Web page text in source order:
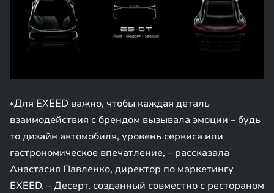
«Для EXEED важно, чтобы каждая деталь
взаимодействия с брендом вызывала эмоции – будь
то дизайн автомобиля, уровень сервиса или
гастрономическое впечатление, – рассказала
Анастасия Павленко, директор по маркетингу
EXEED. – Десерт, созданный совместно с рестораном